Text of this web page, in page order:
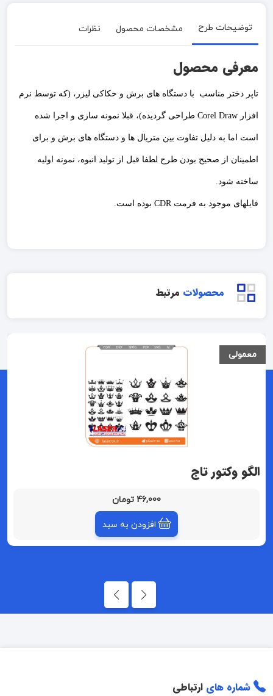
توضیحات طرح مشخصات محصول نظرات
معرفی محصول
تاپر دختر مناسب با دستگاه های برش و حکاکی لیزر، (که توسط نرم
افزار Corel Draw طراحی گردیده)، قبلا نمونه سازی و اجرا شده
است اما به دلیل تفاوت بین متریال ها و دستگاه های برش و برای
اطمینان از صحیح بودن طرح لطفا قبل از تولید انبوه، نمونه اولیه
ساخته شود.
فایلهای موجود به فرمت CDR بوده است.
محصولات مرتبط
معمولی
الگو وکتور تاج
46,000 تومان
افزودن به سبد
شماره های ارتباطی